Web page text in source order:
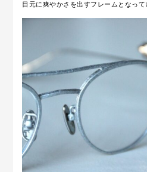
目元に爽やかさを出すフレームとなって